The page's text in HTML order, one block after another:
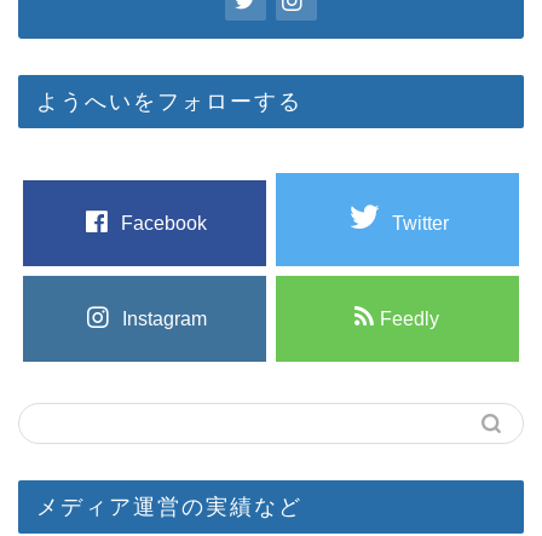
ようへいをフォローする
Facebook Twitter
Instagram Feedly
メディア運営の実績など